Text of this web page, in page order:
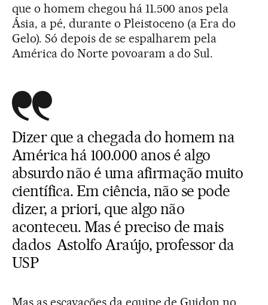
que o homem chegou há 11.500 anos pela
Ásia, a pé, durante o Pleistoceno (a Era do
Gelo). Só depois de se espalharem pela
América do Norte povoaram a do Sul.
Dizer que a chegada do homem na
América há 100.000 anos é algo
absurdo não é uma afirmação muito
científica. Em ciência, não se pode
dizer, a priori, que algo não
aconteceu. Mas é preciso de mais
dados Astolfo Araújo, professor da
USP
Mas as escavações da equipe de Guidon no